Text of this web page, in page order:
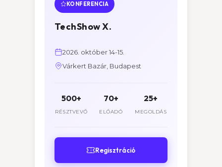
KONFERENCIA
TechShow X.
2026. október 14-15.
Várkert Bazár, Budapest
500+
RÉSZTVEVŐ
70+
ELŐADÓ
25+
MEGOLDÁS
Regisztráció